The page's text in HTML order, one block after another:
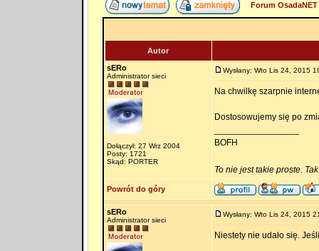
Forum
Autor
sERo
Administrator sieci
Dołączył: 27 Wrz 2004
Posty: 1721
Skąd: PORTER
Wysłany: Wto Lis 24, 2015
Na chwilkę szarpnie
Dostosowujemy się po
BOFH
To nie jest takie proste.
Powrót do góry
sERo
Administrator sieci
Wysłany: Wto Lis 24, 2015
Niestety nie udało się.